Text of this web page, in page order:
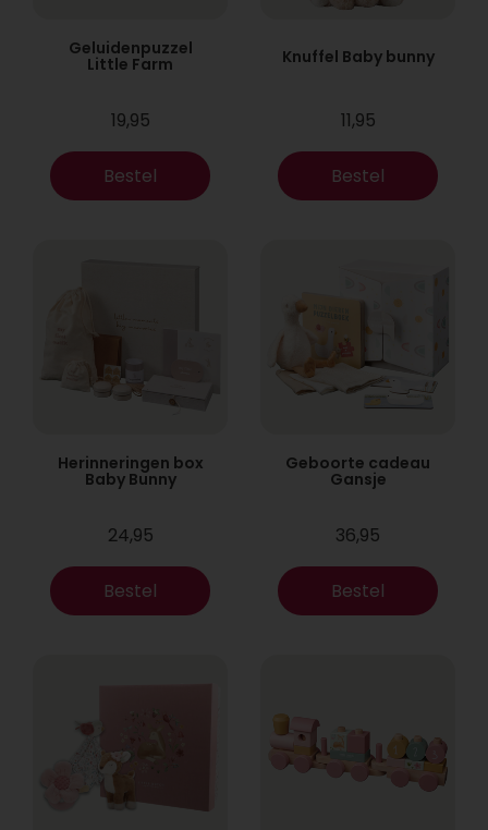
Geluidenpuzzel
Little Farm
19,95
Bestel
Knuffel Baby bunny
11,95
Bestel
Herinneringen box
Baby Bunny
24,95
Bestel
Geboorte cadeau
Gansje
36,95
Bestel